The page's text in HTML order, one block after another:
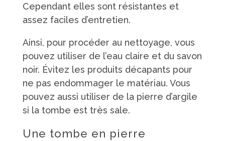
Cependant elles sont résistantes et
assez faciles d’entretien.
Ainsi, pour procéder au nettoyage, vous
pouvez utiliser de l’eau claire et du savon
noir. Évitez les produits décapants pour
ne pas endommager le matériau. Vous
pouvez aussi utiliser de la pierre d’argile
si la tombe est très sale.
Une tombe en pierre